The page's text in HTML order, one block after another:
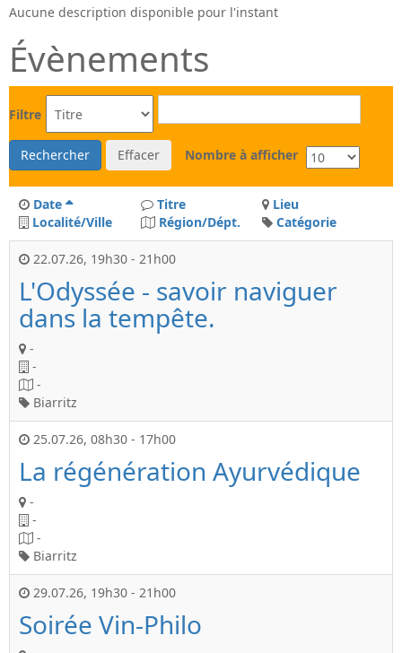
Aucune description disponible pour l'instant
Évènements
Filtre
Rechercher Effacer Nombre à afficher
Date Titre
Lieu
Localité/Ville
Région/Dépt. Catégorie
22.07.26, 19h30 - 21h00
L'Odyssée - savoir naviguer
dans la tempête.
-
-
-
Biarritz
25.07.26, 08h30 - 17h00
La régénération Ayurvédique
-
-
-
Biarritz
29.07.26, 19h30 - 21h00
Soirée Vin-Philo